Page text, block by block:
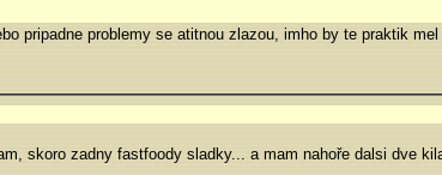
pripadne problemy se atitnou zlazou, imho by te praktik
skoro zadny fastfoody sladky... a mam nahoře dalsi dve